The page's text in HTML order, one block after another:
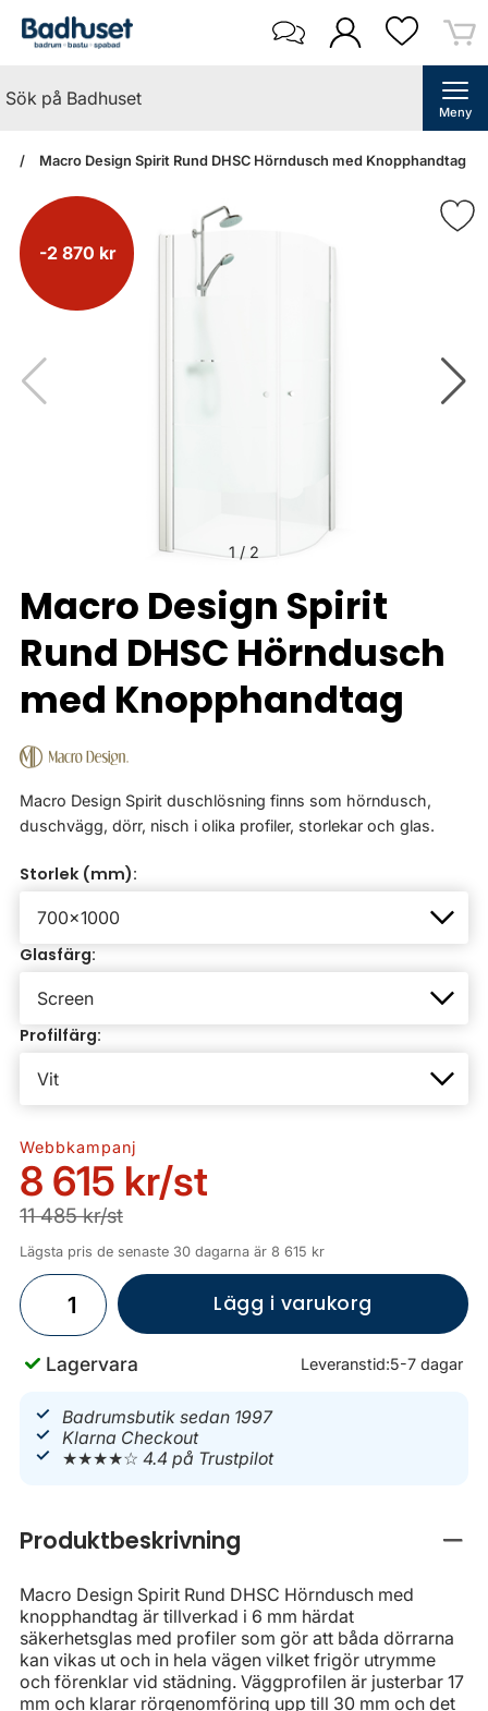
Meny
Macro Design Spirit Rund DHSC Hörndusch med Knopphandtag
-2 870 kr
1 / 2
Macro Design Spirit
Rund DHSC Hörndusch
med Knopphandtag
Macro Design Spirit duschlösning finns som hörndusch,
duschvägg, dörr, nisch i olika profiler, storlekar och glas.
Storlek (mm):
Glasfärg:
Profilfärg:
Webbkampanj
8 615 kr/st
11 485 kr/st
Lägsta pris de senaste 30 dagarna är 8 615 kr
Lägg i varukorg
Lagervara Leveranstid:5-7 dagar
Badrumsbutik sedan 1997
Klarna Checkout
★★★★☆4.4 på Trustpilot
Produktbeskrivning
Macro Design Spirit Rund DHSC Hörndusch med
knopphandtag är tillverkad i 6 mm härdat
säkerhetsglas med profiler som gör att båda dörrarna
kan vikas ut och in hela vägen vilket frigör utrymme
och förenklar vid städning. Väggprofilen är justerbar 17
mm och klarar rörgenomföring upp till 30 mm och det